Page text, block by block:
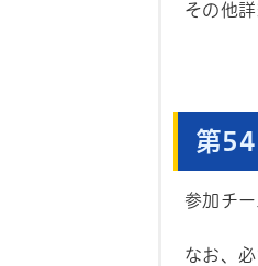
その他
第
参加チ
なお、